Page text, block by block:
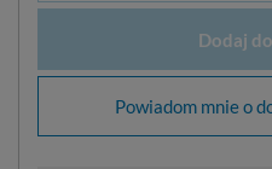
Dodaj
Powiadom mnie o